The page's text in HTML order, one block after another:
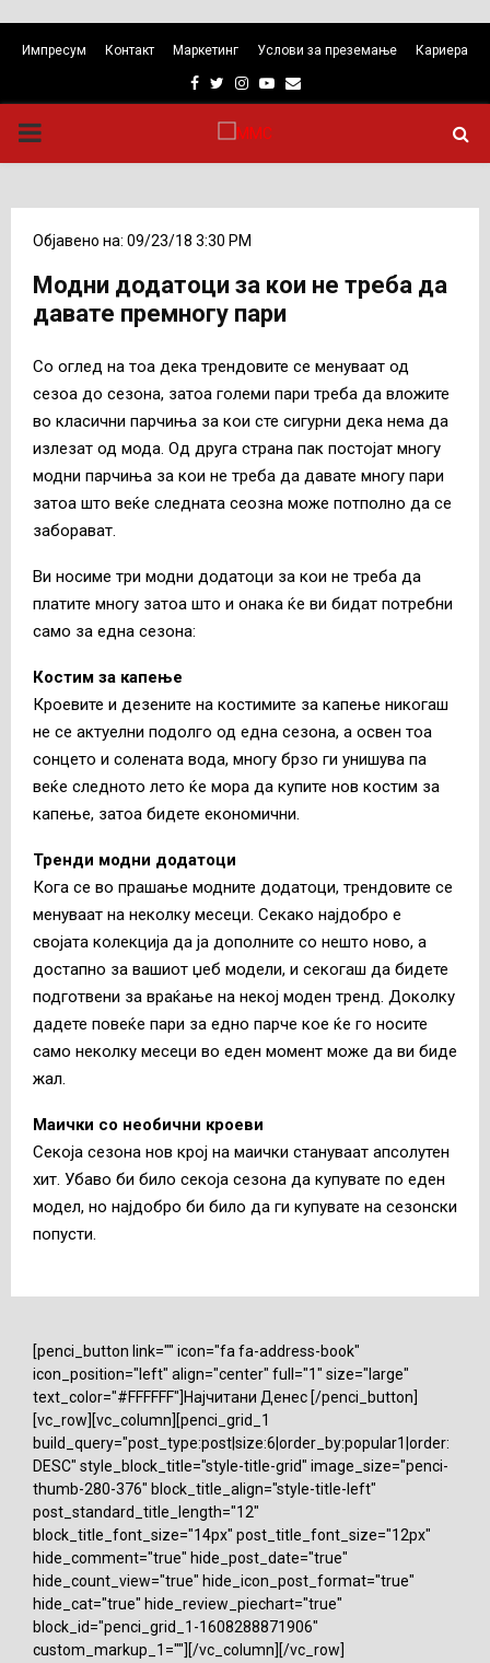
Импресум Контакт Маркетинг Услови за преземање Кариера
Facebook
TwitterInstagram
Youtube
Email
PRIMARY
Објавено на: 09/23/18 3:30 PM
Модни додатоци за кои не треба да
давате премногу пари
Со оглед на тоа дека трендовите се менуваат од
сезоа до сезона, затоа големи пари треба да вложите
во класични парчиња за кои сте сигурни дека нема да
излезат од мода. Од друга страна пак постојат многу
модни парчиња за кои не треба да давате многу пари
затоа што веќе следната сеозна може потполно да се
заборават.
Ви носиме три модни додатоци за кои не треба да
платите многу затоа што и онака ќе ви бидат потребни
само за една сезона:
Костим за капење
Кроевите и дезените на костимите за капење никогаш
не се актуелни подолго од една сезона, а освен тоа
сонцето и солената вода, многу брзо ги унишува па
веќе следното лето ќе мора да купите нов костим за
капење, затоа бидете економични.
Тренди модни додатоци
Кога се во прашање модните додатоци, трендовите се
менуваат на неколку месеци. Секако најдобро е
својата колекција да ја дополните со нешто ново, а
достапно за вашиот џеб модели, и секогаш да бидете
подготвени за враќање на некој моден тренд. Доколку
дадете повеќе пари за едно парче кое ќе го носите
само неколку месеци во еден момент може да ви биде
жал.
Маички со необични кроеви
Секоја сезона нов крој на маички стануваат апсолутен
хит. Убаво би било секоја сезона да купувате по еден
модел, но најдобро би било да ги купувате на сезонски
попусти.
[penci_button link="" icon="fa fa-address-book"
icon_position="left" align="center" full="1" size="large"
text_color="#FFFFFF"]Најчитани Денес [/penci_button]
[vc_row][vc_column][penci_grid_1
build_query="post_type:post|size:6|order_by:popular1|order:
DESC" style_block_title="style-title-grid" image_size="penci-
thumb-280-376" block_title_align="style-title-left"
post_standard_title_length="12"
block_title_font_size="14px" post_title_font_size="12px"
hide_comment="true" hide_post_date="true"
hide_count_view="true" hide_icon_post_format="true"
hide_cat="true" hide_review_piechart="true"
block_id="penci_grid_1-1608288871906"
custom_markup_1=""][/vc_column][/vc_row]